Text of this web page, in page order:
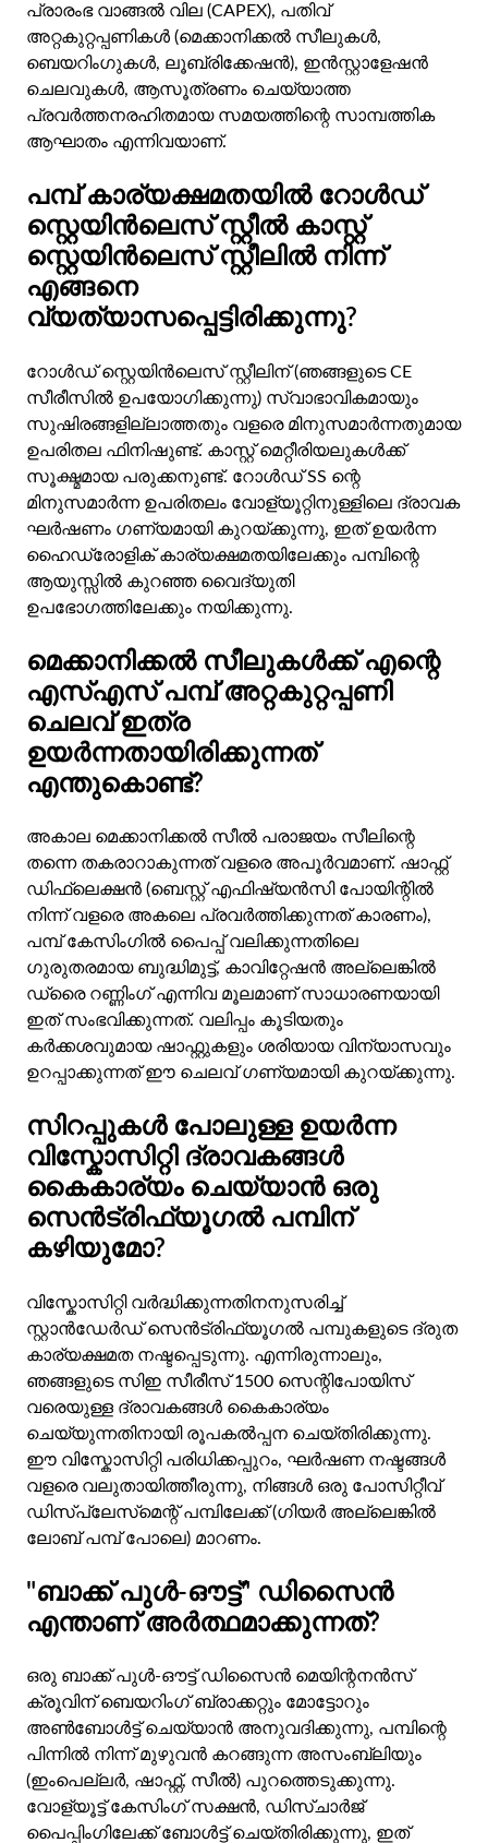
പ്രാരംഭ വാങ്ങൽ വില (CAPEX), പതിവ്
അറ്റകുറ്റപ്പണികൾ (മെക്കാനിക്കൽ സീലുകൾ,
ബെയറിംഗുകൾ, ലൂബ്രിക്കേഷൻ), ഇൻസ്റ്റാളേഷൻ
ചെലവുകൾ, ആസൂത്രണം ചെയ്യാത്ത
പ്രവർത്തനരഹിതമായ സമയത്തിന്റെ സാമ്പത്തിക
ആഘാതം എന്നിവയാണ്.
പമ്പ് കാര്യക്ഷമതയിൽ റോൾഡ്
സ്റ്റെയിൻലെസ് സ്റ്റീൽ കാസ്റ്റ്
സ്റ്റെയിൻലെസ് സ്റ്റീലിൽ നിന്ന്
എങ്ങനെ
വ്യത്യാസപ്പെട്ടിരിക്കുന്നു?
റോൾഡ് സ്റ്റെയിൻലെസ് സ്റ്റീലിന് (ഞങ്ങളുടെ CE
സീരീസിൽ ഉപയോഗിക്കുന്നു) സ്വാഭാവികമായും
സുഷിരങ്ങളില്ലാത്തതും വളരെ മിനുസമാർന്നതുമായ
ഉപരിതല ഫിനിഷുണ്ട്. കാസ്റ്റ് മെറ്റീരിയലുകൾക്ക്
സൂക്ഷ്മമായ പരുക്കനുണ്ട്. റോൾഡ് SS ന്റെ
മിനുസമാർന്ന ഉപരിതലം വോള്യൂറ്റിനുള്ളിലെ ദ്രാവക
ഘർഷണം ഗണ്യമായി കുറയ്ക്കുന്നു, ഇത് ഉയർന്ന
ഹൈഡ്രോളിക് കാര്യക്ഷമതയിലേക്കും പമ്പിന്റെ
ആയുസ്സിൽ കുറഞ്ഞ വൈദ്യുതി
ഉപഭോഗത്തിലേക്കും നയിക്കുന്നു.
മെക്കാനിക്കൽ സീലുകൾക്ക് എന്റെ
എസ്എസ് പമ്പ് അറ്റകുറ്റപ്പണി
ചെലവ് ഇത്ര
ഉയർന്നതായിരിക്കുന്നത്
എന്തുകൊണ്ട്?
അകാല മെക്കാനിക്കൽ സീൽ പരാജയം സീലിന്റെ
തന്നെ തകരാറാകുന്നത് വളരെ അപൂർവമാണ്. ഷാഫ്റ്റ്
ഡിഫ്ലെക്ഷൻ (ബെസ്റ്റ് എഫിഷ്യൻസി പോയിന്റിൽ
നിന്ന് വളരെ അകലെ പ്രവർത്തിക്കുന്നത് കാരണം),
പമ്പ് കേസിംഗിൽ പൈപ്പ് വലിക്കുന്നതിലെ
ഗുരുതരമായ ബുദ്ധിമുട്ട്, കാവിറ്റേഷൻ അല്ലെങ്കിൽ
ഡ്രൈ റണ്ണിംഗ് എന്നിവ മൂലമാണ് സാധാരണയായി
ഇത് സംഭവിക്കുന്നത്. വലിപ്പം കൂടിയതും
കർക്കശവുമായ ഷാഫ്റ്റുകളും ശരിയായ വിന്യാസവും
ഉറപ്പാക്കുന്നത് ഈ ചെലവ് ഗണ്യമായി കുറയ്ക്കുന്നു.
സിറപ്പുകൾ പോലുള്ള ഉയർന്ന
വിസ്കോസിറ്റി ദ്രാവകങ്ങൾ
കൈകാര്യം ചെയ്യാൻ ഒരു
സെൻട്രിഫ്യൂഗൽ പമ്പിന്
കഴിയുമോ?
വിസ്കോസിറ്റി വർദ്ധിക്കുന്നതിനനുസരിച്ച്
സ്റ്റാൻഡേർഡ് സെൻട്രിഫ്യൂഗൽ പമ്പുകളുടെ ദ്രുത
കാര്യക്ഷമത നഷ്ടപ്പെടുന്നു. എന്നിരുന്നാലും,
ഞങ്ങളുടെ സിഇ സീരീസ് 1500 സെന്റിപോയിസ്
വരെയുള്ള ദ്രാവകങ്ങൾ കൈകാര്യം
ചെയ്യുന്നതിനായി രൂപകൽപ്പന ചെയ്‌തിരിക്കുന്നു.
ഈ വിസ്കോസിറ്റി പരിധിക്കപ്പുറം, ഘർഷണ നഷ്ടങ്ങൾ
വളരെ വലുതായിത്തീരുന്നു, നിങ്ങൾ ഒരു പോസിറ്റീവ്
ഡിസ്‌പ്ലേസ്‌മെന്റ് പമ്പിലേക്ക് (ഗിയർ അല്ലെങ്കിൽ
ലോബ് പമ്പ് പോലെ) മാറണം.
"ബാക്ക് പുൾ-ഔട്ട്" ഡിസൈൻ
എന്താണ് അർത്ഥമാക്കുന്നത്?
ഒരു ബാക്ക് പുൾ-ഔട്ട് ഡിസൈൻ മെയിന്റനൻസ്
ക്രൂവിന് ബെയറിംഗ് ബ്രാക്കറ്റും മോട്ടോറും
അൺബോൾട്ട് ചെയ്യാൻ അനുവദിക്കുന്നു, പമ്പിന്റെ
പിന്നിൽ നിന്ന് മുഴുവൻ കറങ്ങുന്ന അസംബ്ലിയും
(ഇംപെല്ലർ, ഷാഫ്റ്റ്, സീൽ) പുറത്തെടുക്കുന്നു.
വോള്യൂട്ട് കേസിംഗ് സക്ഷൻ, ഡിസ്ചാർജ്
പൈപ്പിംഗിലേക്ക് ബോൾട്ട് ചെയ്തിരിക്കുന്നു, ഇത്